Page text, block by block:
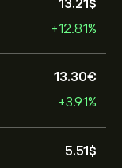
13.21‎$‎
+12.81%
13.30‎€‎
+3.91%
5.51‎$‎